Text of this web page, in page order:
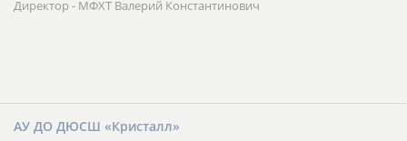
Директор - МФХТ Валерий Константинович
АУ ДО ДЮСШ «Кристалл»